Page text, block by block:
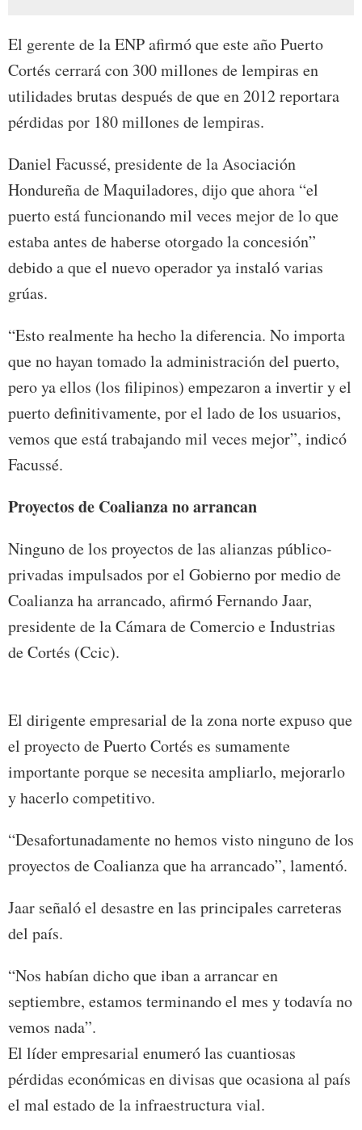
El gerente de la ENP afirmó que este año Puerto
Cortés cerrará con 300 millones de lempiras en
utilidades brutas después de que en 2012 reportara
pérdidas por 180 millones de lempiras.
Daniel Facussé, presidente de la Asociación
Hondureña de Maquiladores, dijo que ahora “el
puerto está funcionando mil veces mejor de lo que
estaba antes de haberse otorgado la concesión”
debido a que el nuevo operador ya instaló varias
grúas.
“Esto realmente ha hecho la diferencia. No importa
que no hayan tomado la administración del puerto,
pero ya ellos (los filipinos) empezaron a invertir y el
puerto definitivamente, por el lado de los usuarios,
vemos que está trabajando mil veces mejor”, indicó
Facussé.
Proyectos de Coalianza no arrancan
Ninguno de los proyectos de las alianzas público-
privadas impulsados por el Gobierno por medio de
Coalianza ha arrancado, afirmó Fernando Jaar,
presidente de la Cámara de Comercio e Industrias
de Cortés (Ccic).
El dirigente empresarial de la zona norte expuso que
el proyecto de Puerto Cortés es sumamente
importante porque se necesita ampliarlo, mejorarlo
y hacerlo competitivo.
“Desafortunadamente no hemos visto ninguno de los
proyectos de Coalianza que ha arrancado”, lamentó.
Jaar señaló el desastre en las principales carreteras
del país.
“Nos habían dicho que iban a arrancar en
septiembre, estamos terminando el mes y todavía no
vemos nada”.
El líder empresarial enumeró las cuantiosas
pérdidas económicas en divisas que ocasiona al país
el mal estado de la infraestructura vial.